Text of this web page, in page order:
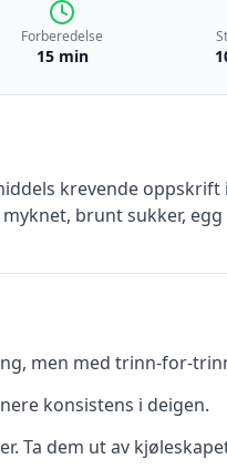
Forberedelse
15 min
krevende oppskrift
myknet, brunt sukker, egg
men med trinn-for-
konsistens i deigen.
Ta dem ut av